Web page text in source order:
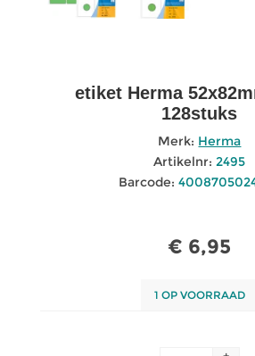
etiket Herma
128stuks
Merk: Herma
Artikelnr: 2495
Barcode:
€ 6,95
1 OP VOORRAAD